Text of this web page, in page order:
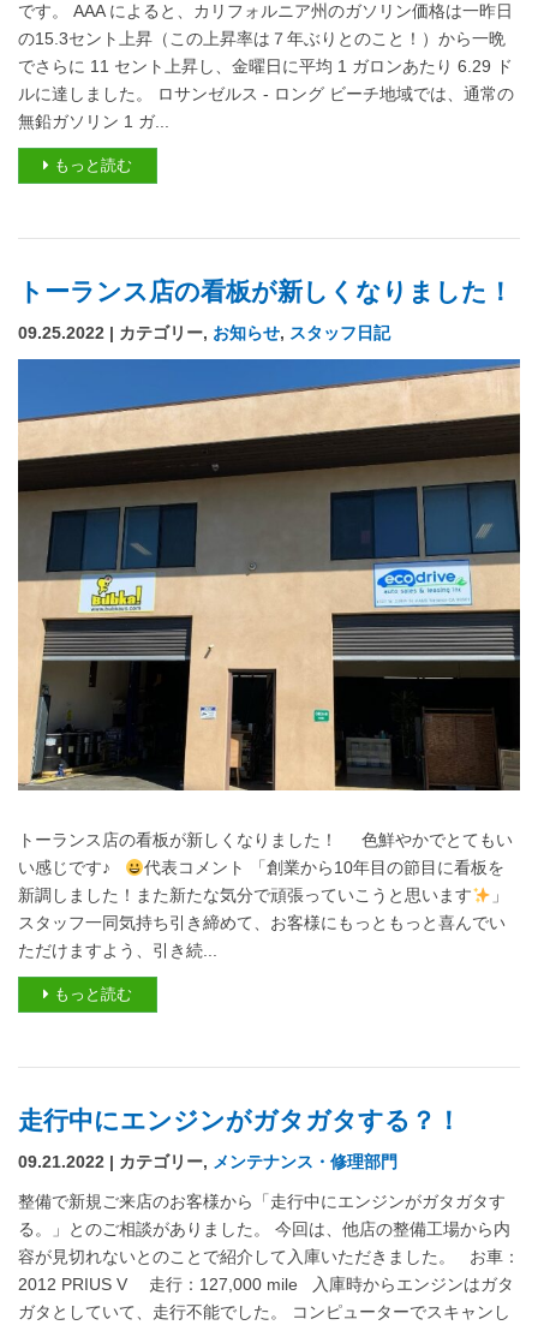
です。 AAA によると、カリフォルニア州のガソリン価格は一昨日
の15.3セント上昇（この上昇率は７年ぶりとのこと！）から一晩
でさらに 11 セント上昇し、金曜日に平均 1 ガロンあたり 6.29 ド
ルに達しました。 ロサンゼルス - ロング ビーチ地域では、通常の
無鉛ガソリン 1 ガ...
もっと読む
トーランス店の看板が新しくなりました！
09.25.2022 | カテゴリー, お知らせ, スタッフ日記
トーランス店の看板が新しくなりました！ 色鮮やかでとてもい
い感じです♪
代表コメント 「創業から10年目の節目に看板を
新調しました！また新たな気分で頑張っていこうと思います
」
スタッフ一同気持ち引き締めて、お客様にもっともっと喜んでい
ただけますよう、引き続...
もっと読む
走行中にエンジンがガタガタする？！
09.21.2022 | カテゴリー, メンテナンス・修理部門
整備で新規ご来店のお客様から「走行中にエンジンがガタガタす
る。」とのご相談がありました。 今回は、他店の整備工場から内
容が見切れないとのことで紹介して入庫いただきました。 お車：
2012 PRIUS V 走行：127,000 mile 入庫時からエンジンはガタ
ガタとしていて、走行不能でした。 コンピューターでスキャンし